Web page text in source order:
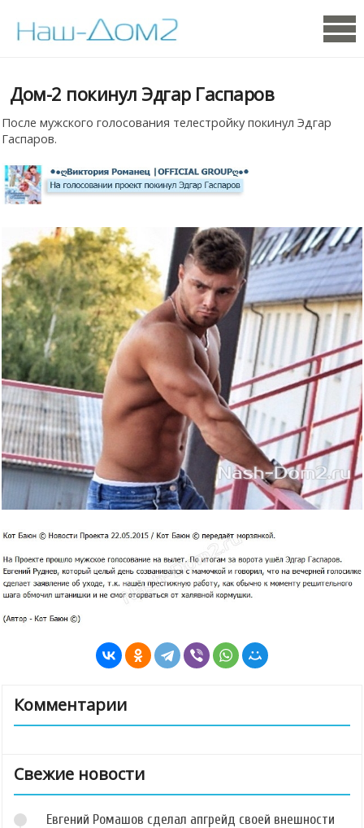
Дом-2 покинул Эдгар Гаспаров
После мужского голосования телестройку покинул Эдгар
Гаспаров.
Комментарии
Свежие новости
Евгений Ромашов сделал апгрейд своей внешности